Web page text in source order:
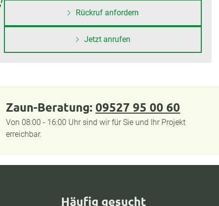
Rückruf anfordern
Jetzt anrufen
Zaun-Beratung: 09527 95 00 60
Von 08:00 - 16:00 Uhr sind wir für Sie und Ihr Projekt
erreichbar.
Häufig gesucht